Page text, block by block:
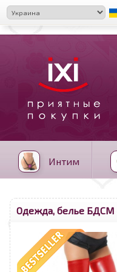
Интим
Одежда, белье БДСМ